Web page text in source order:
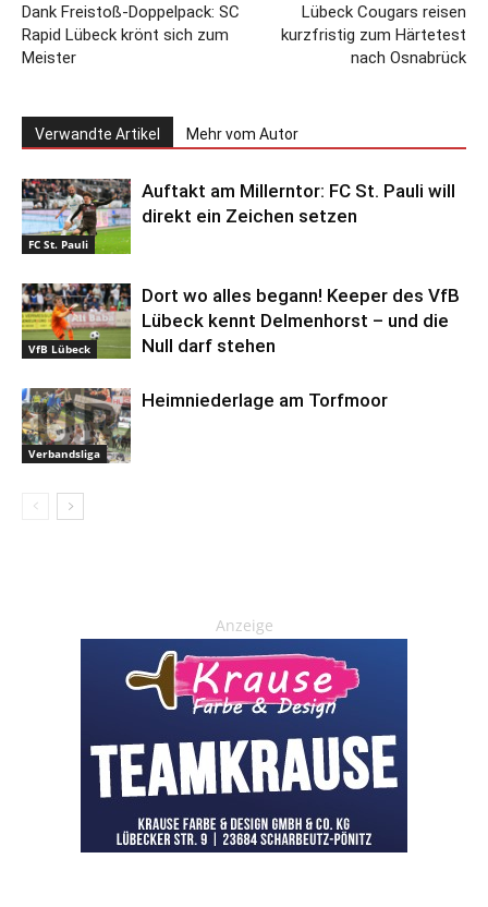
Dank Freistoß-Doppelpack: SC
Rapid Lübeck krönt sich zum
Meister
Lübeck Cougars reisen
kurzfristig zum Härtetest
nach Osnabrück
Verwandte Artikel Mehr vom Autor
FC St. Pauli
Auftakt am Millerntor: FC St. Pauli will
direkt ein Zeichen setzen
VfB Lübeck
Dort wo alles begann! Keeper des VfB
Lübeck kennt Delmenhorst – und die
Null darf stehen
Verbandsliga
Heimniederlage am Torfmoor
Anzeige